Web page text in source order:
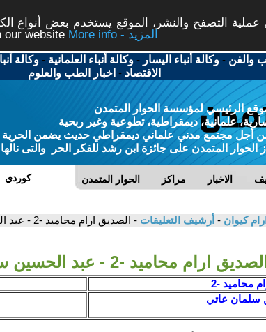
التصفح والنشر، الموقع يستخدم بعض أنواع
our website
More info - المزيد
والفن -وكالة أنباء اليسار -وكالة أنباء العلمانية -وكالة
الاقتصاد - اخبار الطب والعلوم
الرئيسي لمؤسسة الحوار المتمدن
علمانية، ديمقراطية، تطوعية وغير ربحية
أجل مجتمع مدني علماني ديمقراطي حديث يضمن الحرية
الحوار المتمدن على جائزة ابن رشد للفكر الحر والتى
الحوار المتمدن مراكز الاخبار كوردي
كيوان - أرشيف التعليقات - الصديق ارام محاميد -2 - عبد الحسين سلمان عاتي
الصديق ارام محاميد -2 - عبد الحسين سلمان عاتي
محاميد -2
سلمان عاتي